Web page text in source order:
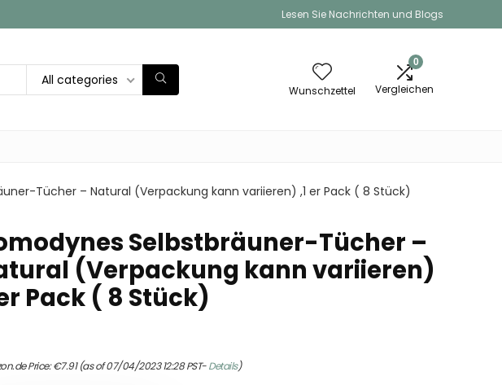
Lesen Sie Nachrichten und Blogs
All categories
Wunschzettel
0
Vergleichen
Tücher – Natural (Verpackung kann variieren) ,1 er Pack ( 8 Stück)
Selbstbräuner-Tücher –
(Verpackung kann variieren)
Pack ( 8 Stück)
Price:€7.91(as of 07/04/2023 12:28 PST-Details)